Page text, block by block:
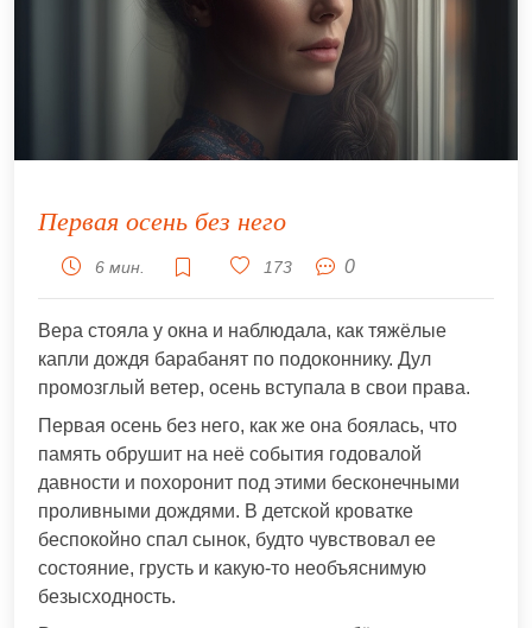
Первая осень без него
6 мин. 173 0
Вера стояла у окна и наблюдала, как тяжёлые
капли дождя барабанят по подоконнику. Дул
промозглый ветер, осень вступала в свои права.
Первая осень без него, как же она боялась, что
память обрушит на неё события годовалой
давности и похоронит под этими бесконечными
проливными дождями. В детской кроватке
беспокойно спал сынок, будто чувствовал ее
состояние, грусть и какую-то необъяснимую
безысходность.